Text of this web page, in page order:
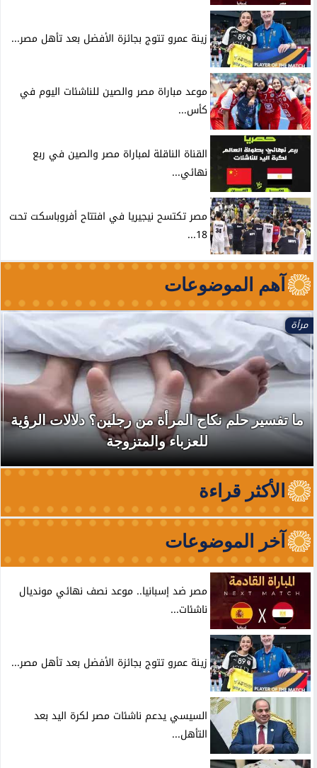
زينة عمرو تتوج بجائزة الأفضل بعد تأهل مصر...
موعد مباراة مصر والصين للناشئات اليوم في
كأس...
القناة الناقلة لمباراة مصر والصين في ربع
نهائي...
مصر تكتسح نيجيريا في افتتاح أفروباسكت تحت
18...
آهم الموضوعات
مرأة
ما تفسير حلم نكاح المرأة من رجلين؟ دلالات الرؤية
للعزباء والمتزوجة
الأكثر قراءة
آخر الموضوعات
مصر ضد إسبانيا.. موعد نصف نهائي مونديال
ناشئات...
زينة عمرو تتوج بجائزة الأفضل بعد تأهل مصر...
السيسي يدعم ناشئات مصر لكرة اليد بعد
التأهل...